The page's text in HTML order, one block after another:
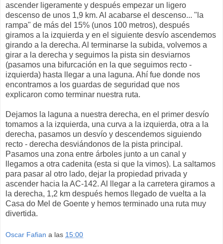
ascender ligeramente y después empezar un ligero
descenso de unos 1,9 km. Al acabarse el descenso... "la
rampa" de más del 15% (unos 100 metros), después
giramos a la izquierda y en el siguiente desvío ascendemos
girando a la derecha. Al terminarse la subida, volvemos a
girar a la derecha y seguimos la pista sin desviarnos
(pasamos una bifurcación en la que seguimos recto -
izquierda) hasta llegar a una laguna. Ahí fue donde nos
encontramos a los guardas de seguridad que nos
explicaron como terminar nuestra ruta.
Dejamos la laguna a nuestra derecha, en el primer desvío
tomamos a la izquierda, una curva a la izquierda, otra a la
derecha, pasamos un desvío y descendemos siguiendo
recto - derecha desviándonos de la pista principal.
Pasamos una zona entre árboles junto a un canal y
llegamos a otra cadenita (esta si que la vimos). La saltamos
para pasar al otro lado, dejar la propiedad privada y
ascender hacia la AC-142. Al llegar a la carretera giramos a
la derecha, 1,2 km después hemos llegado de vuelta a la
Casa do Mel de Goente y hemos terminado una ruta muy
divertida.
Oscar Fafian a las 15:00